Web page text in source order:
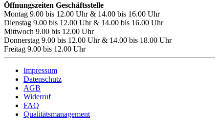
Öffnungszeiten Geschäftsstelle
Montag 9.00 bis 12.00 Uhr & 14.00 bis 16.00 Uhr
Dienstag 9.00 bis 12.00 Uhr & 14.00 bis 16.00 Uhr
Mittwoch 9.00 bis 12.00 Uhr
Donnerstag 9.00 bis 12.00 Uhr & 14.00 bis 18.00 Uhr
Freitag 9.00 bis 12.00 Uhr
Impressum
Datenschutz
AGB
Widerruf
FAQ
Qualitätsmanagement